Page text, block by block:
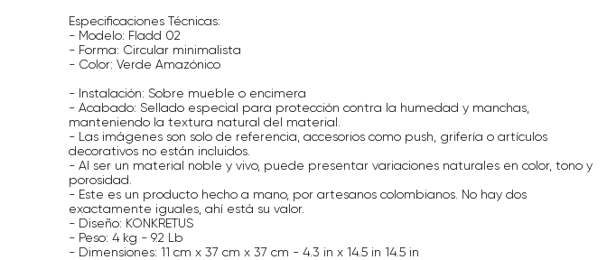
Especificaciones Técnicas:
- Modelo: Fladd 02
- Forma: Circular minimalista
- Color: Verde Amazónico
- Instalación: Sobre mueble o encimera
- Acabado: Sellado especial para protección contra la humedad y manchas,
manteniendo la textura natural del material.
- Las imágenes son solo de referencia, accesorios como push, grifería o artículos
decorativos no están incluidos.
- Al ser un material noble y vivo, puede presentar variaciones naturales en color, tono y
porosidad.
- Este es un producto hecho a mano, por artesanos colombianos. No hay dos
exactamente iguales, ahí está su valor.
- Diseño: KONKRETUS
- Peso: 4 kg - 9.2 Lb
- Dimensiones: 11 cm x 37 cm x 37 cm - 4.3 in x 14.5 in 14.5 in